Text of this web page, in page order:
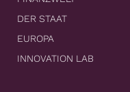
DER STAAT
EUROPA
INNOVATION LAB